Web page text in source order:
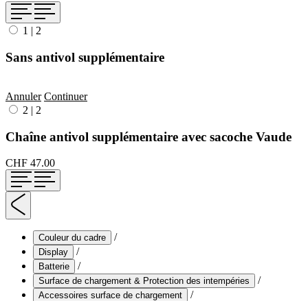
1 | 2
Sans antivol supplémentaire
Annuler Continuer
2 | 2
Chaîne antivol supplémentaire avec sacoche Vaude
CHF 47.00
Couleur du cadre /
Display /
Batterie /
Surface de chargement & Protection des intempéries /
Accessoires surface de chargement /